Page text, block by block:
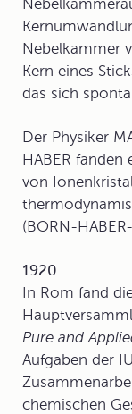
Nebelkammer
Kern eines
das sich
Der Physiker
HABER
von
(BORN-
1920
In Rom fand
Pure and
Aufgaben der
chemischen